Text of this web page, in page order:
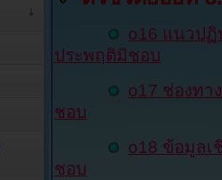
o16 แนวปฏิ
ประพฤติมิชอบ
o17 ช่องทา
ชอบ
o18 ข้อมูลเ
ชอบ